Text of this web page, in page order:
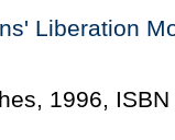
Liberation
1996,